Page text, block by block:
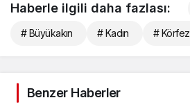
Haberle ilgili daha fazlası:
# Büyükakın # Kadın # Körfez
Benzer Haberler